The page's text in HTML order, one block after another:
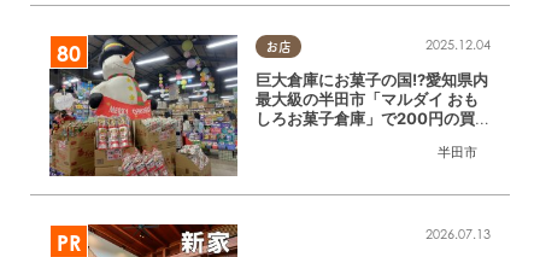
お店
半田市
2025.12.04
巨大倉庫にお菓子の国!?愛知県内
最大級の半田市「マルダイ おも
しろお菓子倉庫」で200円の買い
2026.07.13